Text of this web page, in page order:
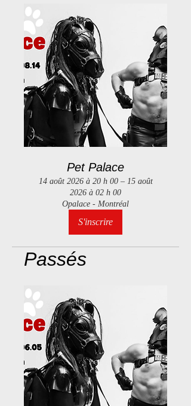
Pet Palace
14 août 2026 à 20 h 00 – 15 août
2026 à 02 h 00
Opalace - Montréal
S'inscrire
Passés